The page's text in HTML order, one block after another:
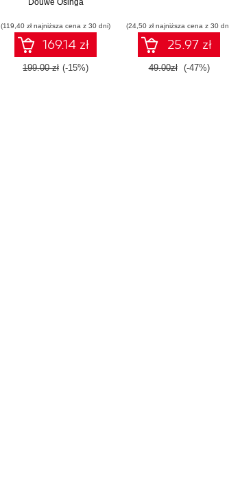
Quickly
Douwe Osinga
(119,40 zł najniższa cena z 30 dni)
169.14 zł
199.00 zł (-15%)
(24,50 zł najniższa cena z 30
25.97 zł
49.00zł (-47%)